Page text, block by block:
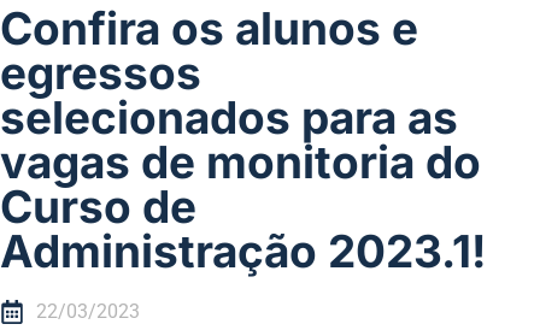
Confira os alunos e
egressos
selecionados para as
vagas de monitoria do
Curso de
Administração 2023.1!
22/03/2023